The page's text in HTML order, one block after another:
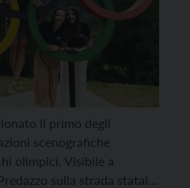
il primo degli
scenografiche
olimpici. Visibile a
sulla strada statale